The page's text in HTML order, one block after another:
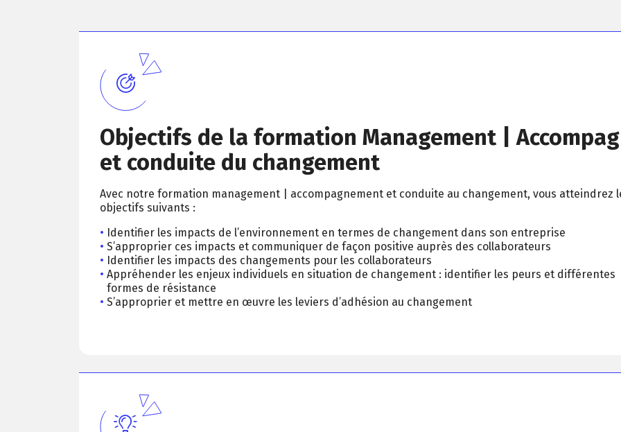
Objectifs de la formation Management |
et conduite du changement
Avec notre formation management | accompagnement et conduite au changement, vous atteindrez
objectifs suivants :
Identifier les impacts de l’environnement en termes de changement dans son entreprise
S’approprier ces impacts et communiquer de façon positive auprès des collaborateurs
Identifier les impacts des changements pour les collaborateurs
Appréhender les enjeux individuels en situation de changement : identifier les peurs et différentes
formes de résistance
S’approprier et mettre en œuvre les leviers d’adhésion au changement